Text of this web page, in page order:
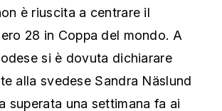
è riuscita a centrare il
28 in Coppa del mondo. A
si è dovuta dichiarare
alla svedese Sandra Näslund
superata una settimana fa ai